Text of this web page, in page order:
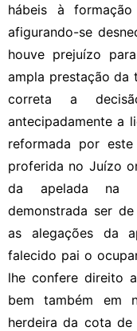
hábeis à
afigurando-se
houve prejuízo
ampla prestação da
correta a
antecipadamente a
reformada por
proferida no Juízo
da apelada na
demonstrada ser
as alegações da
falecido pai o
lhe confere direito
bem também em
herdeira da cota